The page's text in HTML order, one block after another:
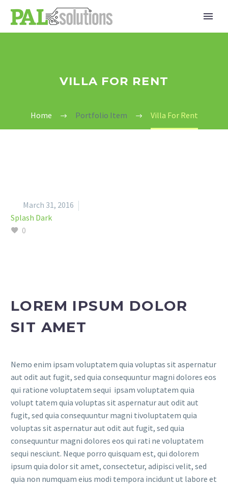
VILLA FOR RENT
Home Portfolio Item Villa For Rent
March 31, 2016
Splash Dark
0
LOREM IPSUM DOLOR
SIT AMET
Nemo enim ipsam voluptatem quia voluptas sit aspernatur
aut odit aut fugit, sed quia consequuntur magni dolores eos
qui ratione voluptatem sequi ipsam voluptatem quia
volupt tatem quia voluptas sit aspernatur aut odit aut
fugit, sed quia consequuntur magni tivoluptatem quia
voluptas sit aspernatur aut odit aut fugit, sed quia
consequuntur magni dolores eos qui rati ne voluptatem
sequi nesciunt. Neque porro quisquam est, qui dolorem
ipsum quia dolor sit amet, consectetur, adipisci velit, sed
quia non numquam eius modi tempora incidunt ut labore et